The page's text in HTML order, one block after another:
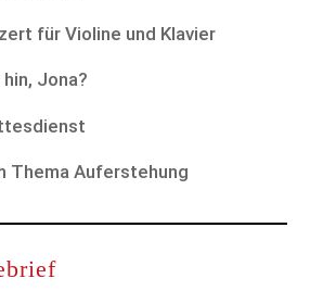
für Violine und Klavier
Jona?
Thema Auferstehung